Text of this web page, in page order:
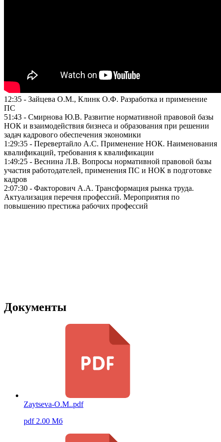
12:35 - Зайцева О.М., Клинк О.Ф. Разработка и применение
ПС
51:43 - Смирнова Ю.В. Развитие нормативной правовой базы
НОК и взаимодействия бизнеса и образования при решении
задач кадрового обеспечения экономики
1:29:35 - Перевертайло А.С. Применение НОК. Наименования
квалификаций, требования к квалификации
1:49:25 - Веснина Л.В. Вопросы нормативной правовой базы
участия работодателей, применения ПС и НОК в подготовке
кадров
2:07:30 - Факторович А.А. Трансформация рынка труда.
Актуализация перечня профессий. Мероприятия по
повышению престижа рабочих профессий
Документы
Zaytseva-O.M..pdf
pdf 2.00 Мб